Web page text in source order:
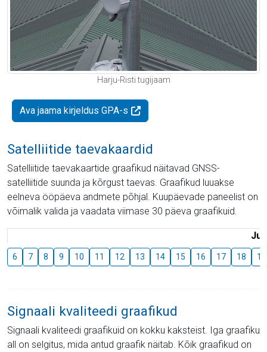
Harju-Risti tugijaam
Ava jaama kirjeldus GPA-s
Satelliitide taevakaardid
Satelliitide taevakaartide graafikud näitavad GNSS-
satelliitide suunda ja kõrgust taevas. Graafikud luuakse
eelneva ööpäeva andmete põhjal. Kuupäevade paneelist on
võimalik valida ja vaadata viimase 30 päeva graafikuid.
6 7 8 9 10 11 12 13 14 15 16 17 18 19
Signaali kvaliteedi graafikud
Signaali kvaliteedi graafikuid on kokku kaksteist. Iga graafiku
all on selgitus, mida antud graafik näitab. Kõik graafikud on